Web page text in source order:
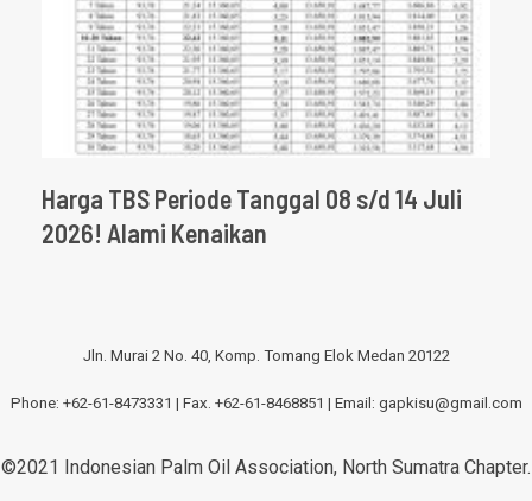
Harga TBS Periode Tanggal 08 s/d 14 Juli
2026! Alami Kenaikan
Jln. Murai 2 No. 40, Komp. Tomang Elok Medan 20122
Phone: +62-61-8473331 | Fax. +62-61-8468851 | Email: gapkisu@gmail.com
©2021 Indonesian Palm Oil Association, North Sumatra Chapter.